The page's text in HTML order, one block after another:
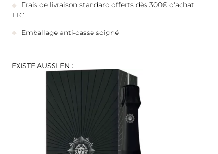
Frais de livraison standard offerts dès 300€ d'achat
TTC
Emballage anti-casse soigné
EXISTE AUSSI EN :